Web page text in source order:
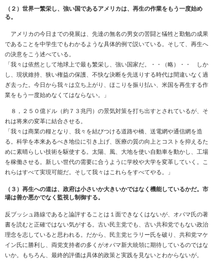
（２）世界一繁栄し、強い国であるアメリカは、再生の作業をもう一度始め
る。
アメリカの今日までの発展は、先達の無名の男女の苦闘と犠牲と勤勉の成果
であることを中学生でもわかるような具体的例で説いている。そして、再生へ
の決意をこう述べている。
「我々は依然として地球上で最も繁栄し、強い国家だ。・・（略）・・ しか
し、現状維持、狭い権益の保護、不快な決断を先送りする時代は間違いなく過
ぎ去った。今日から我々は立ち上がり、ほこりを振り払い、米国を再生する作
業をもう一度始めなくてはならない。」
８，２５０億ドル（約７３兆円）の景気対策を打ち出すとされているが、そ
れは将来の変革に結合させる。
「我々は商業の糧となり、我々を結びつける道路や橋、送電網や通信網を造
る。科学を本来あるべき地位に引き上げ、医療の質の向上とコストを抑えるた
めに素晴らしい技術を駆使する。太陽、風、大地を使い自動車を動かし、工場
を稼働させる。新しい世代の需要に合うように学校や大学を変革していく。こ
れらはすべて実現可能だ。そして我々はこれらをすべてやる。」
（３）再生への道は、政府は小さいか大きいかではなく機能しているかだ。市
場は善か悪かでなく監視し制御する。
反ブッシュ路線であると論評することは１面できなくはないが、オバマ氏の著
書を読むと正確ではない気がする。古い民主党でも、古い共和党でもない政治
理念を志していると思われる。だから、民主党ヒラリー氏を破り、共和党マケ
イン氏に勝利し、両党支持者の多くがオバマ新大統領に期待しているのではな
いか。もちろん、最終的評価は具体的政策と実践を見ないとわからないが。